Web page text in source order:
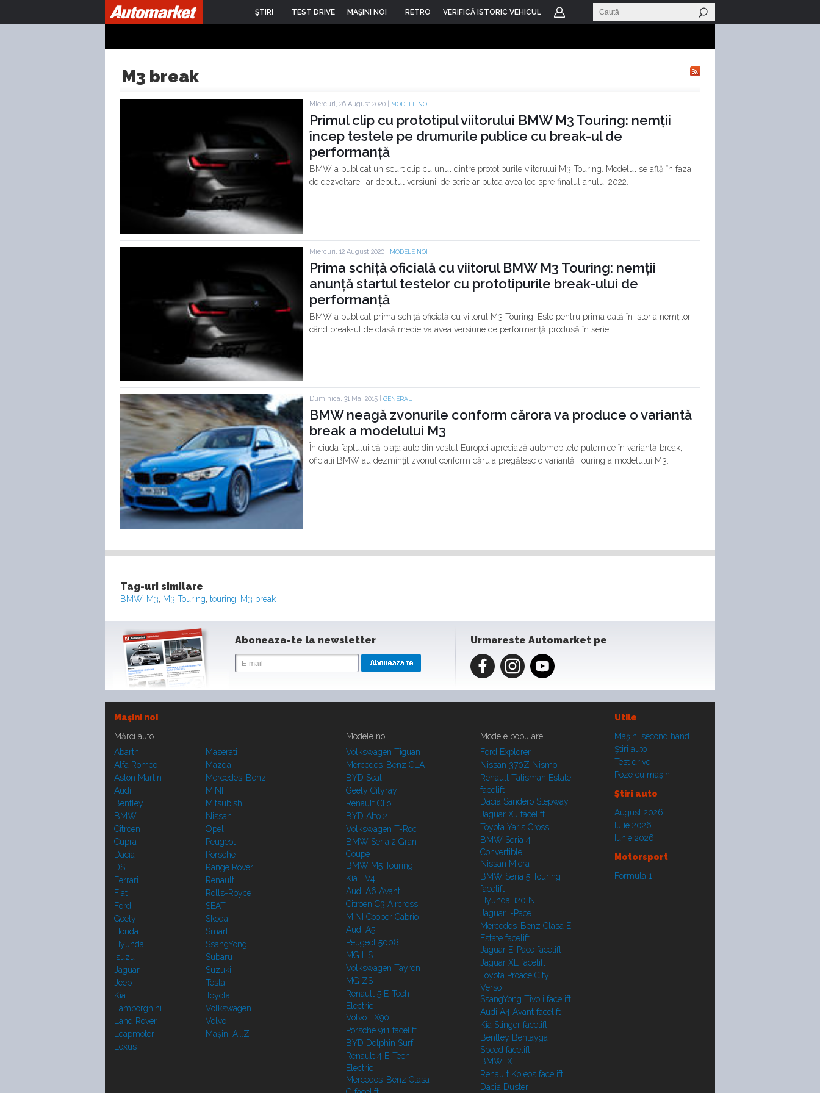
ŞTIRI TEST DRIVE MAŞINI NOI RETRO VERIFICĂ ISTORIC VEHICUL
M3 break
Miercuri, 26 August 2020 | MODELE NOI
Primul clip cu prototipul viitorului BMW M3 Touring: nemții
încep testele pe drumurile publice cu break-ul de
performanță
BMW a publicat un scurt clip cu unul dintre prototipurile viitorului M3 Touring. Modelul se află în faza
de dezvoltare, iar debutul versiunii de serie ar putea avea loc spre finalul anului 2022.
Miercuri, 12 August 2020 | MODELE NOI
Prima schiță oficială cu viitorul BMW M3 Touring: nemții
anunță startul testelor cu prototipurile break-ului de
performanță
BMW a publicat prima schiță oficială cu viitorul M3 Touring. Este pentru prima dată în istoria nemților
când break-ul de clasă medie va avea versiune de performanță produsă în serie.
Duminica, 31 Mai 2015 | GENERAL
BMW neagă zvonurile conform cărora va produce o variantă
break a modelului M3
În ciuda faptului că piața auto din vestul Europei apreciază automobilele puternice în variantă break,
oficialii BMW au dezmințit zvonul conform căruia pregătesc o variantă Touring a modelului M3.
Tag-uri similare
BMW, M3, M3 Touring, touring, M3 break
Aboneaza-te la newsletter Urmareste Automarket pe
Maşini noi
Utile
Mărci auto
Abarth
Alfa Romeo
Aston Martin
Audi
Bentley
BMW
Citroen
Cupra
Dacia
DS
Ferrari
Fiat
Ford
Geely
Honda
Hyundai
Isuzu
Jaguar
Jeep
Kia
Lamborghini
Land Rover
Leapmotor
Lexus
Maserati
Mazda
Mercedes-Benz
MINI
Mitsubishi
Nissan
Opel
Peugeot
Porsche
Range Rover
Renault
Rolls-Royce
SEAT
Skoda
Smart
SsangYong
Subaru
Suzuki
Tesla
Toyota
Volkswagen
Volvo
Mașini A...Z
Modele noi
Volkswagen Tiguan
Mercedes-Benz CLA
BYD Seal
Geely Cityray
Renault Clio
BYD Atto 2
Volkswagen T-Roc
BMW Seria 2 Gran
Coupe
BMW M5 Touring
Kia EV4
Audi A6 Avant
Citroen C3 Aircross
MINI Cooper Cabrio
Audi A5
Peugeot 5008
MG HS
Volkswagen Tayron
MG ZS
Renault 5 E-Tech
Electric
Volvo EX90
Porsche 911 facelift
BYD Dolphin Surf
Renault 4 E-Tech
Electric
Mercedes-Benz Clasa
Modele populare
Ford Explorer
Nissan 370Z Nismo
Renault Talisman Estate
facelift
Dacia Sandero Stepway
Jaguar XJ facelift
Toyota Yaris Cross
BMW Seria 4
Convertible
Nissan Micra
BMW Seria 5 Touring
facelift
Hyundai i20 N
Jaguar i-Pace
Mercedes-Benz Clasa E
Estate facelift
Jaguar E-Pace facelift
Jaguar XE facelift
Toyota Proace City
Verso
SsangYong Tivoli facelift
Audi A4 Avant facelift
Kia Stinger facelift
Bentley Bentayga
Speed facelift
BMW iX
Renault Koleos facelift
Dacia Duster
Maşini second hand
Ştiri auto
Test drive
Poze cu maşini
Ştiri auto
August 2026
Iulie 2026
Iunie 2026
Motorsport
Formula 1